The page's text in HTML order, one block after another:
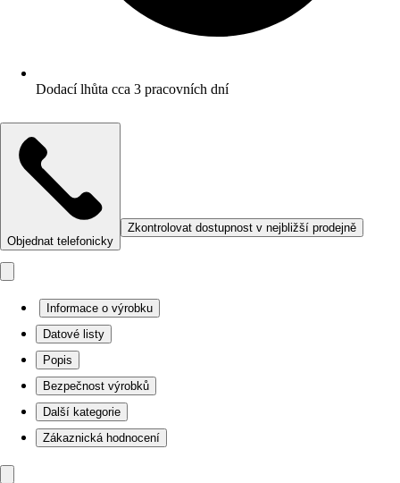
Dodací lhůta cca 3 pracovních dní
Objednat telefonicky
Zkontrolovat dostupnost v nejbližší prodejně
Informace o výrobku
Datové listy
Popis
Bezpečnost výrobků
Další kategorie
Zákaznická hodnocení